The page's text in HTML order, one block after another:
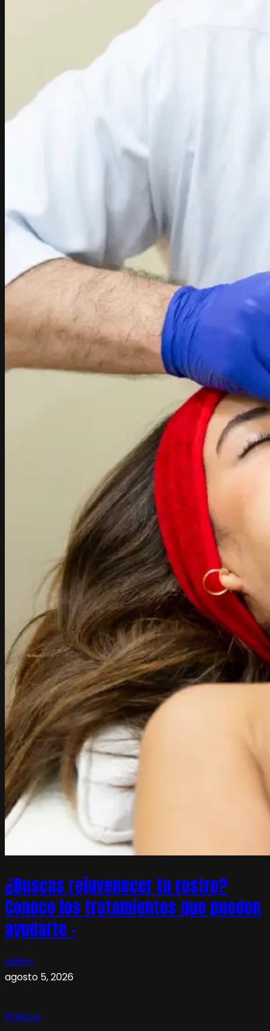
¿Buscas rejuvenecer tu rostro?
Conoce los tratamientos que pueden
ayudarte –
admin
agosto 5, 2026
Política